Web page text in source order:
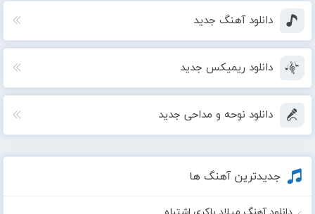
دانلود آهنگ جدید
دانلود ریمیکس جدید
دانلود نوحه و مداحی جدید
جدیدترین آهنگ ها